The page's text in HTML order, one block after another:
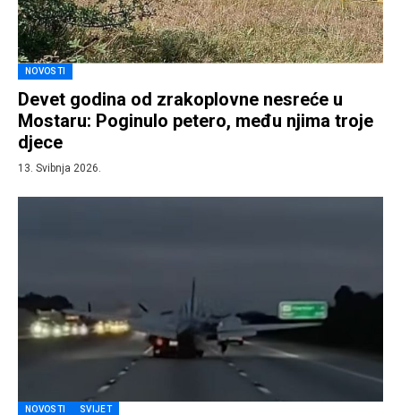
NOVOSTI
Devet godina od zrakoplovne nesreće u
Mostaru: Poginulo petero, među njima troje
djece
13. Svibnja 2026.
NOVOSTI SVIJET